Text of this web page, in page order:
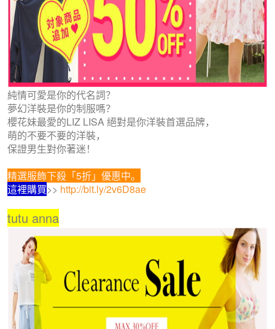
純情可愛是你的代名詞？
夢幻洋裝是你的制服嗎？
櫻花妹最愛的LIZ LISA 絕對是你洋裝首選品牌，
萌的不要不要的洋裝，
保證男生對你著迷！
精選服飾下殺「5折」優惠中。
這裡購買>> http://bit.ly/2v6D8ae
tutu anna